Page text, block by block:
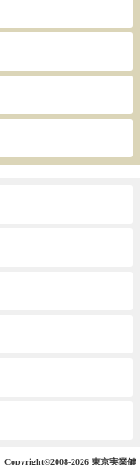
Copyright©2008-2026 東京実業健